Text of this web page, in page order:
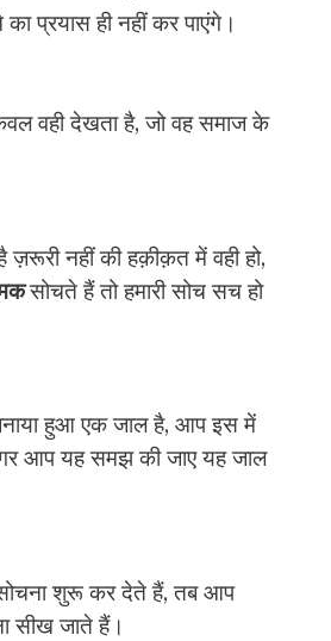
प्रयास ही नहीं कर पाएंगे।
वही देखता है, जो वह समाज के
नहीं की हक़ीक़त में वही हो,
सोचते हैं तो हमारी सोच सच हो
हुआ एक जाल है, आप इस में
आप यह समझ की जाए यह जाल
शुरू कर देते हैं, तब आप
सीख जाते हैं।